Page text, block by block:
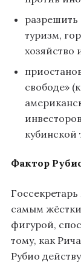
туризм,
хозяйство
свободе»
кубинской
Фактор
самым
фигурой,
тому, как
Рубио